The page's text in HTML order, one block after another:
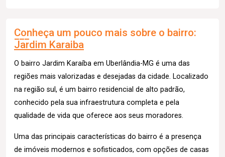
Conheça um pouco mais sobre o bairro:
Jardim Karaiba
O bairro Jardim Karaíba em Uberlândia-MG é uma das
regiões mais valorizadas e desejadas da cidade. Localizado
na região sul, é um bairro residencial de alto padrão,
conhecido pela sua infraestrutura completa e pela
qualidade de vida que oferece aos seus moradores.
Uma das principais características do bairro é a presença
de imóveis modernos e sofisticados, com opções de casas